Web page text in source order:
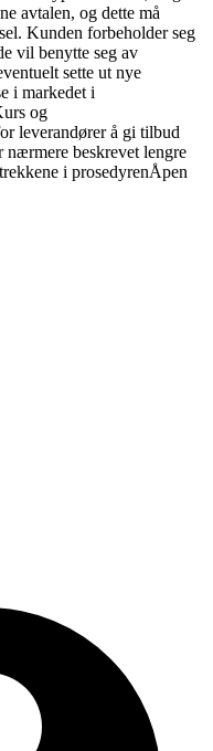
avtalen, og dette må
Kunden forbeholder seg
vil benytte seg av
sette ut nye
i markedet i
og
leverandører å gi tilbud
nærmere beskrevet lengre
i prosedyrenÅpen